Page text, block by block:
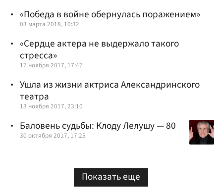
«Победа в войне обернулась поражением»
03 марта 2018, 10:32
«Сердце актера не выдержало такого
стресса»
17 ноября 2017, 17:47
Ушла из жизни актриса Александринского
театра
13 ноября 2017, 23:10
Баловень судьбы: Клоду Лелушу — 80
30 октября 2017, 17:25
Показать еще